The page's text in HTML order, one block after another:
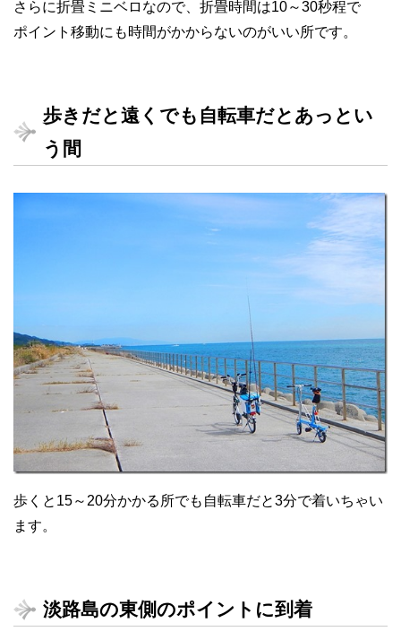
さらに折畳ミニベロなので、折畳時間は10～30秒程で
ポイント移動にも時間がかからないのがいい所です。
歩きだと遠くでも自転車だとあっとい
う間
歩くと15～20分かかる所でも自転車だと3分で着いちゃい
ます。
淡路島の東側のポイントに到着